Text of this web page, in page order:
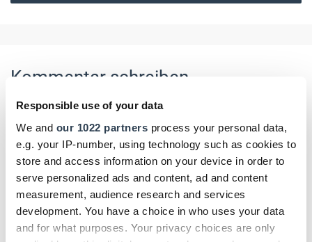
Responsible use of your data
We and our 1022 partners process your personal data,
e.g. your IP-number, using technology such as cookies to
store and access information on your device in order to
serve personalized ads and content, ad and content
measurement, audience research and services
development. You have a choice in who uses your data
and for what purposes. Your privacy choices are only
Kommentar schreiben
Name
E-Mail